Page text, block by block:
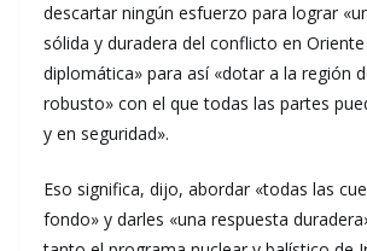
descartar ningún esfuerzo para lograr
sólida y duradera del conflicto en
diplomática» para así «dotar a la región
robusto» con el que todas las partes
y en seguridad».
Eso significa, dijo, abordar «todas las
fondo» y darles «una respuesta